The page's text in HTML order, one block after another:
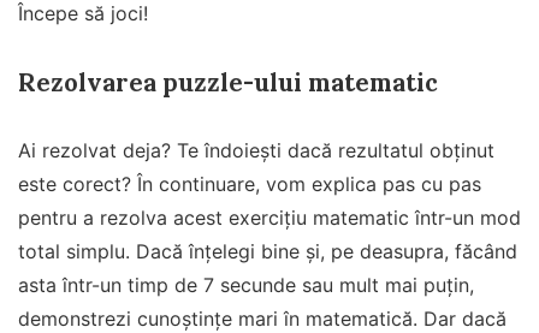
Începe să joci!
Rezolvarea puzzle-ului matematic
Ai rezolvat deja? Te îndoiești dacă rezultatul obținut
este corect? În continuare, vom explica pas cu pas
pentru a rezolva acest exercițiu matematic într-un mod
total simplu. Dacă înțelegi bine și, pe deasupra, făcând
asta într-un timp de 7 secunde sau mult mai puțin,
demonstrezi cunoștințe mari în matematică. Dar dacă